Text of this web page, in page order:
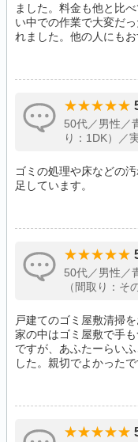
ました。料金も他と比
い中での作業で大変だ
れました。他の人にも
50代／男性／
り：1DK）／
ゴミの処理や床などの
足しています。
50代／男性／
（間取り：
戸建てのゴミ屋敷清掃を
家の中はゴミ屋敷で手
ですが、あふたーらい
した。親切でよかったで